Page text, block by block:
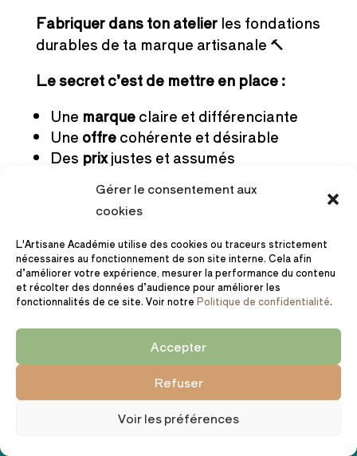
39
Gérer le consentement aux
cookies
L'Artisane Académie utilise des cookies ou traceurs strictement
nécessaires au fonctionnement de son site interne. Cela afin
d’améliorer votre expérience, mesurer la performance du contenu
et récolter des données d’audience pour améliorer les
fonctionnalités de ce site. Voir notre Politique de confidentialité.
Accepter
Refuser
Voir les préférences
Fabriquer dans ton atelierles fondations
durables de ta marque artisanale 🔨
Le secret c’est de mettre en place :
Une marqueclaire et différenciante
Une offrecohérente et désirable
Des prixjustes et assumés
d’acheter et te ressemble
👉 Tes créations trouvent leur place
naturellement.
👉 Ton activité repose sur des bases